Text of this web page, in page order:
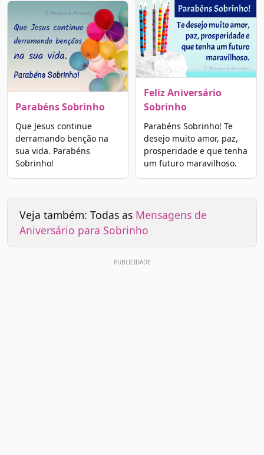
Parabéns Sobrinho
Que Jesus continue
derramando benção na
sua vida. Parabéns
Sobrinho!
Feliz Aniversário
Sobrinho
Parabéns Sobrinho! Te
desejo muito amor, paz,
prosperidade e que tenha
um futuro maravilhoso.
Veja também: Todas as Mensagens de
Aniversário para Sobrinho